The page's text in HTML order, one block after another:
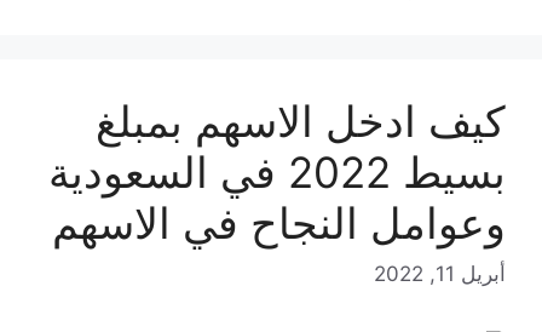
كيف ادخل الاسهم بمبلغ
بسيط 2022 في السعودية
وعوامل النجاح في الاسهم
أبريل 11, 2022